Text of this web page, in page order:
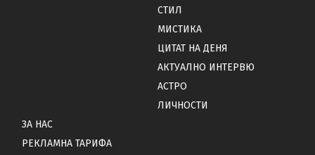
СТИЛ
МИСТИКА
ЦИТАТ НА ДЕНЯ
АКТУАЛНО ИНТЕРВЮ
АСТРО
ЛИЧНОСТИ
ЗА НАС
РЕКЛАМНА ТАРИФА